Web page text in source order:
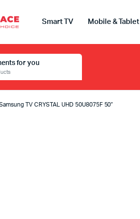
Smart TV Mobile & Tablet
for you
TV CRYSTAL UHD 50U8075F 50″